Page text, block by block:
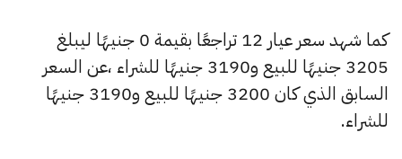
كما شهد سعر عيار 12 تراجعًا بقيمة 0 جنيهًا ليبلغ
3205 جنيهًا للبيع و3190 جنيهًا للشراء ،عن السعر
السابق الذي كان 3200 جنيهًا للبيع و3190 جنيهًا
للشراء.